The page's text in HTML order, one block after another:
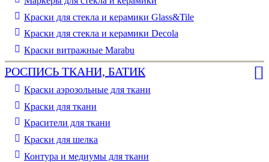
Краски для стекла и керамики Glass&Tile
Краски для стекла и керамики Decola
Краски витражные Marabu
РОСПИСЬ ТКАНИ, БАТИК
Краски аэрозольные для ткани
Краски для ткани
Красители для ткани
Краски для шелка
Контура и медиумы для ткани